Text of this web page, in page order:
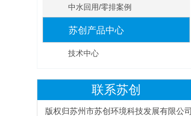
中水回用/零排案例
苏创产品中心
技术中心
联系苏创
版权归苏州市苏创环境科技发展有限公司